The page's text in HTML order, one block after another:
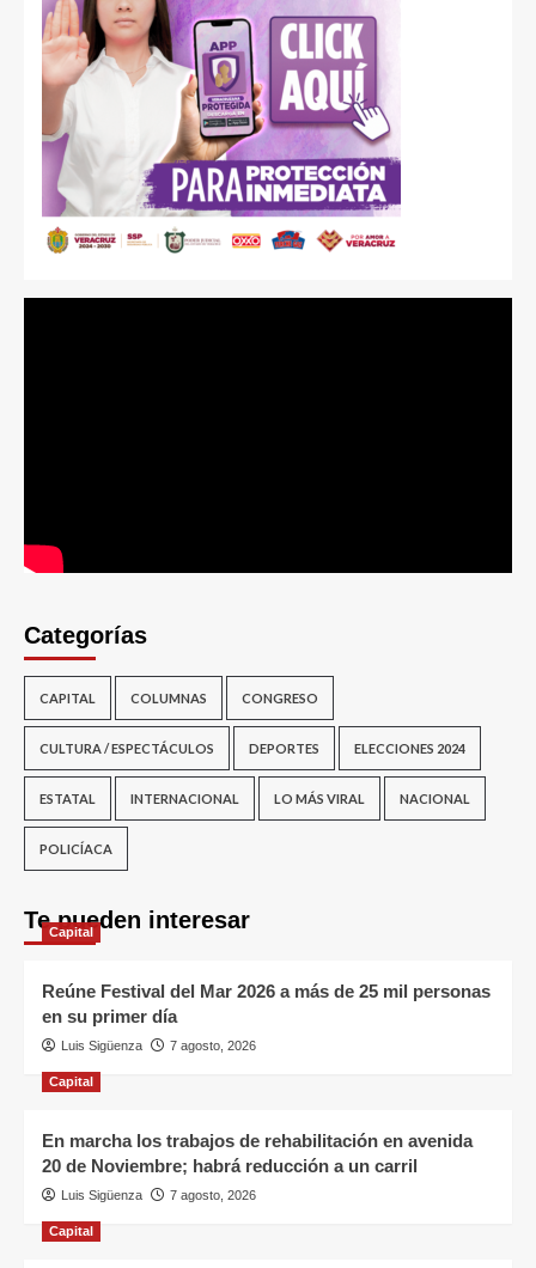
Categorías
CAPITAL COLUMNAS CONGRESO
CULTURA / ESPECTÁCULOS DEPORTES ELECCIONES 2024
ESTATAL INTERNACIONAL LO MÁS VIRAL NACIONAL
POLICÍACA
Te pueden interesar
Capital
Reúne Festival del Mar 2026 a más de 25 mil personas
en su primer día
Luis Sigüenza 7 agosto, 2026
Capital
En marcha los trabajos de rehabilitación en avenida
20 de Noviembre; habrá reducción a un carril
Luis Sigüenza 7 agosto, 2026
Capital